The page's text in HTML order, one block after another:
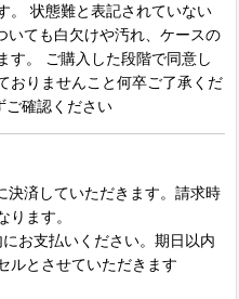
。 状態難と表記されていない
いても白欠けや汚れ、ケースの
す。 ご購入した段階で同意し
おりませんこと何卒ご了承くだ
ご確認ください
済していただきます。請求時
ます。
お支払いください。期日以内
ルとさせていただきます